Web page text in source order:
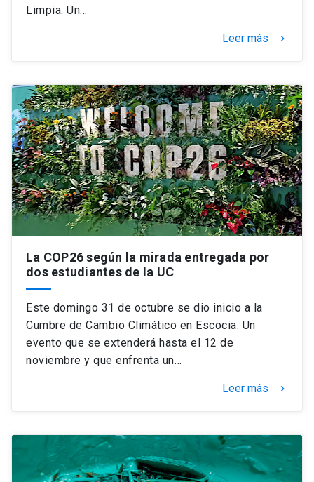
Limpia. Un…
Leer más keyboard_arrow_right
La COP26 según la mirada entregada por
dos estudiantes de la UC
Este domingo 31 de octubre se dio inicio a la
Cumbre de Cambio Climático en Escocia. Un
evento que se extenderá hasta el 12 de
noviembre y que enfrenta un…
Leer más keyboard_arrow_right